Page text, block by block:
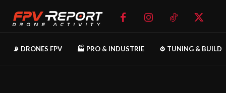
📡 DRONES FPV 🏭 PRO & INDUSTRIE ⚙️ TUNING & BUILD